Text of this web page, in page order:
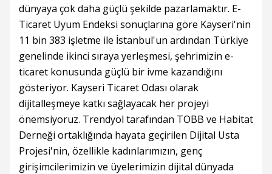
dünyaya çok daha güçlü şekilde pazarlamaktır. E-
Ticaret Uyum Endeksi sonuçlarına göre Kayseri'nin
11 bin 383 işletme ile İstanbul'un ardından Türkiye
genelinde ikinci sıraya yerleşmesi, şehrimizin e-
ticaret konusunda güçlü bir ivme kazandığını
gösteriyor. Kayseri Ticaret Odası olarak
dijitalleşmeye katkı sağlayacak her projeyi
önemsiyoruz. Trendyol tarafından TOBB ve Habitat
Derneği ortaklığında hayata geçirilen Dijital Usta
Projesi'nin, özellikle kadınlarımızın, genç
girişimcilerimizin ve üyelerimizin dijital dünyada